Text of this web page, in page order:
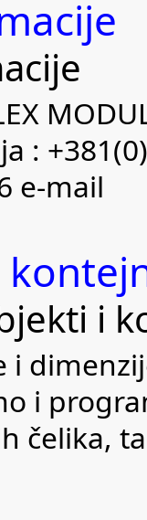
:
e-mail
i
i
i
čelika,